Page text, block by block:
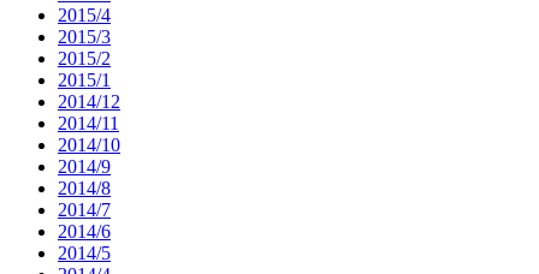
2015/4
2015/3
2015/2
2015/1
2014/12
2014/11
2014/10
2014/9
2014/8
2014/7
2014/6
2014/5